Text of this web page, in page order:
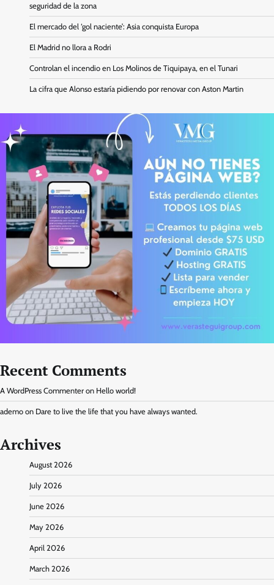
seguridad de la zona
El mercado del ‘gol naciente’: Asia conquista Europa
El Madrid no llora a Rodri
Controlan el incendio en Los Molinos de Tiquipaya, en el Tunari
La cifra que Alonso estaría pidiendo por renovar con Aston Martin
Recent Comments
A WordPress Commenter on Hello world!
ademo on Dare to live the life that you have always wanted.
Archives
August 2026
July 2026
June 2026
May 2026
April 2026
March 2026